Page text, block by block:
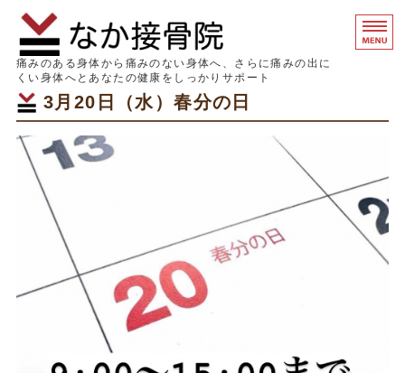
なか接骨院
痛みのある身体から痛みのない身体へ、さらに痛みの出に
くい身体へとあなたの健康をしっかりサポート
ホーム
初めての方へ
症状別 痛みの原因
料金表
3月20日（水）春分の日